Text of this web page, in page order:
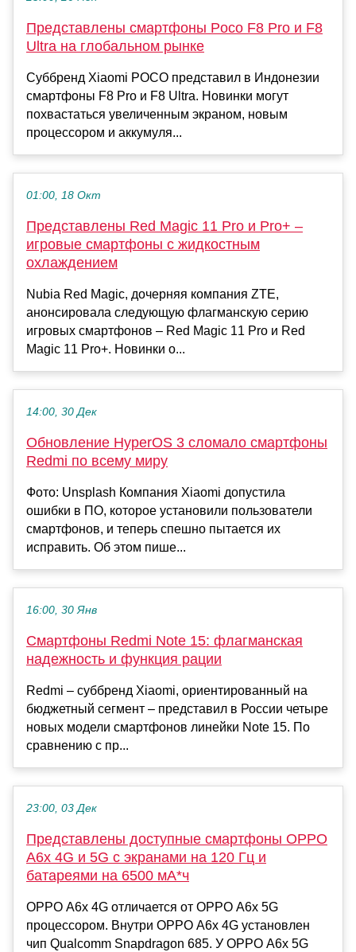
Представлены смартфоны Poco F8 Pro и F8
Ultra на глобальном рынке
Суббренд Xiaomi POCO представил в Индонезии
смартфоны F8 Pro и F8 Ultra. Новинки могут
похвастаться увеличенным экраном, новым
процессором и аккумуля...
01:00, 18 Окт
Представлены Red Magic 11 Pro и Pro+ –
игровые смартфоны с жидкостным
охлаждением
Nubia Red Magic, дочерняя компания ZTE,
анонсировала следующую флагманскую серию
игровых смартфонов – Red Magic 11 Pro и Red
Magic 11 Pro+. Новинки о...
14:00, 30 Дек
Обновление HyperOS 3 сломало смартфоны
Redmi по всему миру
Фото: Unsplash Компания Xiaomi допустила
ошибки в ПО, которое установили пользователи
смартфонов, и теперь спешно пытается их
исправить. Об этом пише...
16:00, 30 Янв
Смартфоны Redmi Note 15: флагманская
надежность и функция рации
Redmi – суббренд Xiaomi, ориентированный на
бюджетный сегмент – представил в России четыре
новых модели смартфонов линейки Note 15. По
сравнению с пр...
23:00, 03 Дек
Представлены доступные смартфоны OPPO
A6x 4G и 5G с экранами на 120 Гц и
батареями на 6500 мА*ч
OPPO A6x 4G отличается от OPPO A6x 5G
процессором. Внутри OPPO A6x 4G установлен
чип Qualcomm Snapdragon 685. У OPPO A6x 5G